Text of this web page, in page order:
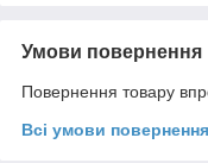
Умови повернення
Повернення товару
Всі умови повернення